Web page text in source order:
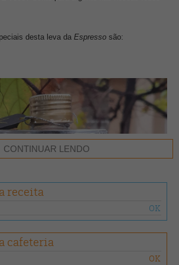
desta leva da Espresso são:
CONTINUAR LENDO
receita
cafeteria